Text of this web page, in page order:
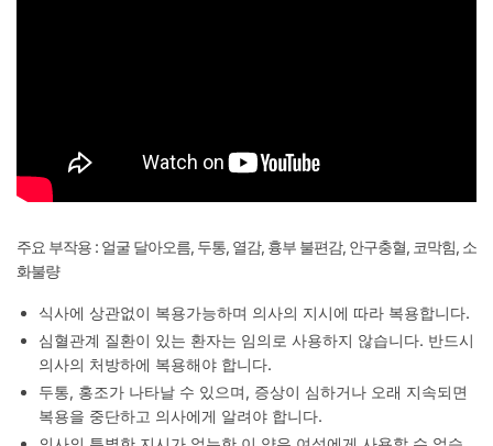
주요 부작용 : 얼굴 달아오름, 두통, 열감, 흉부 불편감, 안구충혈, 코막힘, 소
화불량
식사에 상관없이 복용가능하며 의사의 지시에 따라 복용합니다.
심혈관계 질환이 있는 환자는 임의로 사용하지 않습니다. 반드시
의사의 처방하에 복용해야 합니다.
두통, 홍조가 나타날 수 있으며, 증상이 심하거나 오래 지속되면
복용을 중단하고 의사에게 알려야 합니다.